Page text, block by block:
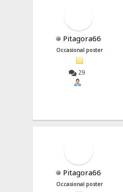
Pitagora66
Occasional poster
29
Pitagora66
Occasional poster